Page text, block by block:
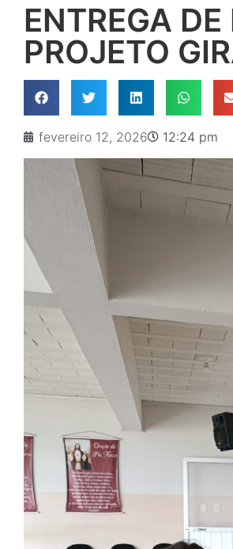
ENTREGA
PROJETO
fevereiro 12, 2026 12:24 pm